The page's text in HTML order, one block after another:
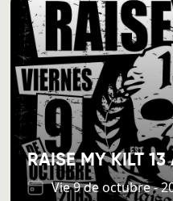
RAISE MY KILT 13
Vie 9 de octubre -